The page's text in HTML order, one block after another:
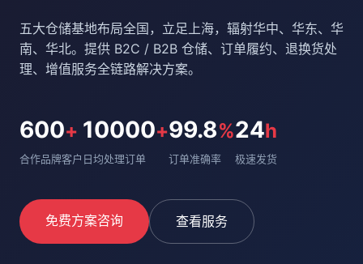
五大仓储基地布局全国，立足上海，辐射华中、华东、华
南、华北。提供 B2C / B2B 仓储、订单履约、退换货处
理、增值服务全链路解决方案。
600+
合作品牌客户
10000+
日均处理订单
99.8%
订单准确率
24h
极速发货
免费方案咨询 查看服务